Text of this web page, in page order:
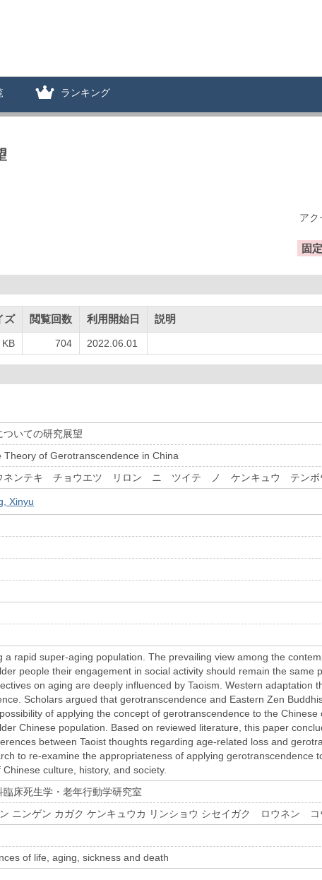
ランキング
アク
固
ズ 閲覧回数 利用開始日 説明
704 2022.06.01
いての研究展望
of Gerotranscendence in China
ンテキ チョウエツ リロン ニ ツイテ ノ ケンキュウ テンボ
Xinyu
a rapid super-aging population. The prevailing view among the
people their engagement in social activity should remain the same
on aging are deeply influenced by Taoism. Western adaptation
Scholars argued that gerotranscendence and Eastern Zen
of applying the concept of gerotranscendence to the
Chinese population. Based on reviewed literature, this paper
between Taoist thoughts regarding age-related loss and
to re-examine the appropriateness of applying gerotranscendence
culture, history, and society.
床死生学・老年行動学研究室
ニンゲン カガク ケンキュウカ リンショウ シセイガク ロウネン
of life, aging, sickness and death